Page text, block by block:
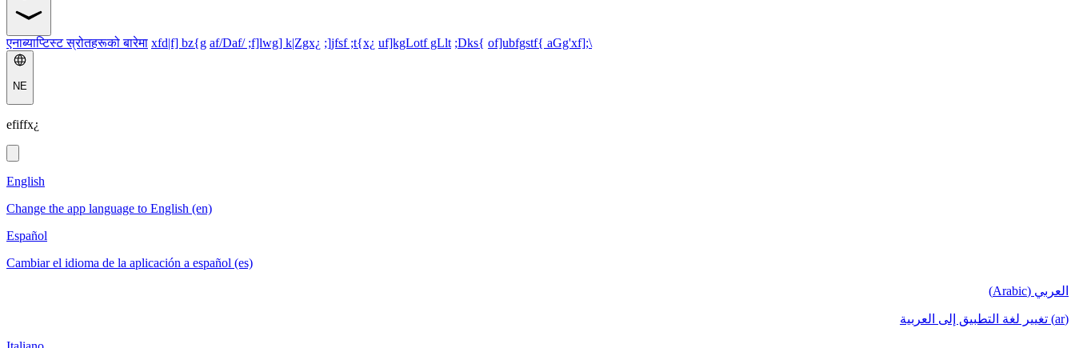
एनाब्याप्टिस्ट स्रोतहरूको बारेमा xfd|f] bz{g af/Daf/ ;f]lwg] k|Zgx¿ ;]jfsf ;t{x¿ uf]kgLotf gLlt ;Dks{ of]ubfgstf{ aGg'xf];\
NE
efiffx¿
English
Change the app language to English (en)
Español
Cambiar el idioma de la aplicación a español (es)
العربي (Arabic)
(ar) تغيير لغة التطبيق إلى العربية